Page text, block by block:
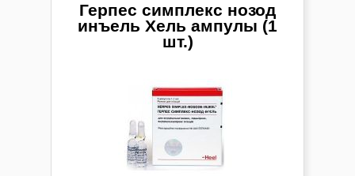
Герпес симплекс нозод
инъель Хель ампулы (1
шт.)